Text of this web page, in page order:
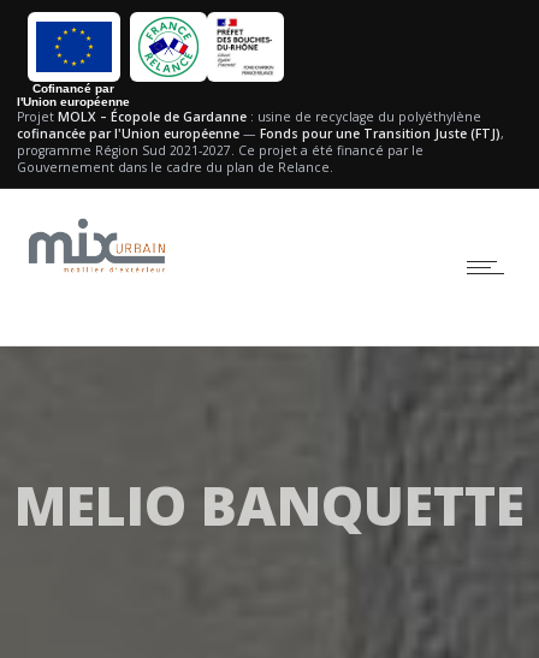
Cofinancé par
l'Union européenne
Projet MOLX – Écopole de Gardanne : usine de recyclage du polyéthylène
cofinancée par l'Union européenne — Fonds pour une Transition Juste (FTJ),
programme Région Sud 2021-2027. Ce projet a été financé par le
Gouvernement dans le cadre du plan de Relance.
MELIO BANQUETTE